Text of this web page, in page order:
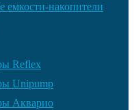
емкости-накопители
Reflex
Unipump
Акварио